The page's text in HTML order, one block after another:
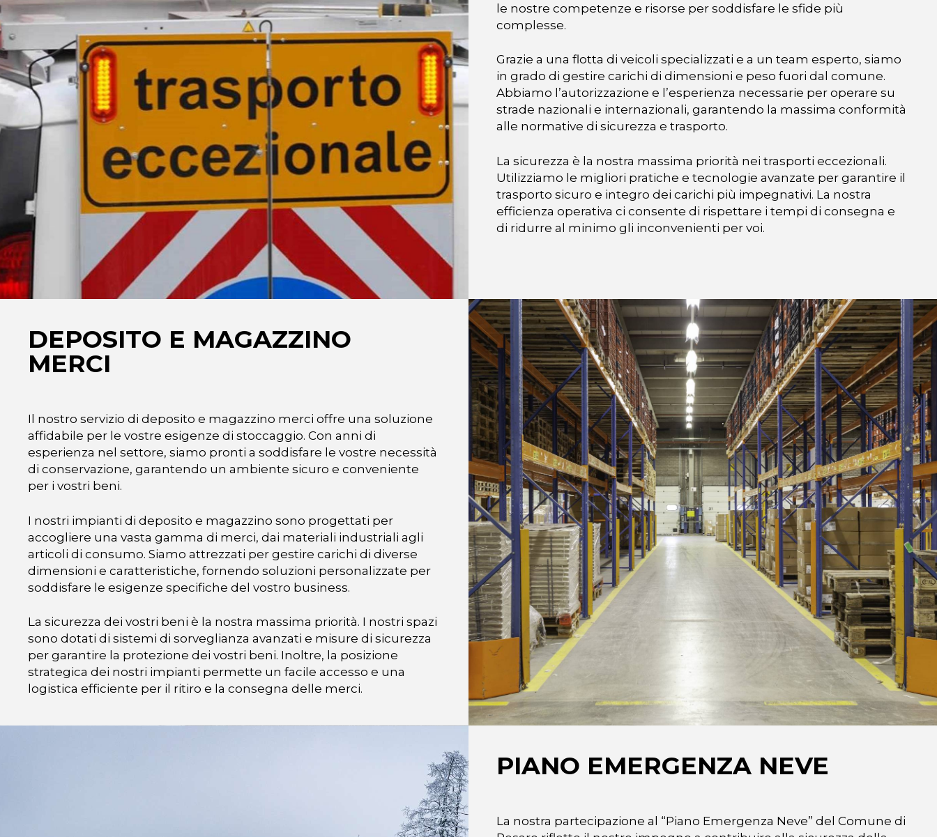
le nostre competenze e risorse per soddisfare le sfide più
complesse.
Grazie a una flotta di veicoli specializzati e a un team esperto, siamo
in grado di gestire carichi di dimensioni e peso fuori dal comune.
Abbiamo l’autorizzazione e l’esperienza necessarie per operare su
strade nazionali e internazionali, garantendo la massima conformità
alle normative di sicurezza e trasporto.
La sicurezza è la nostra massima priorità nei trasporti eccezionali.
Utilizziamo le migliori pratiche e tecnologie avanzate per garantire il
trasporto sicuro e integro dei carichi più impegnativi. La nostra
efficienza operativa ci consente di rispettare i tempi di consegna e
di ridurre al minimo gli inconvenienti per voi.
DEPOSITO E MAGAZZINO
MERCI
Il nostro servizio di deposito e magazzino merci offre una soluzione
affidabile per le vostre esigenze di stoccaggio. Con anni di
esperienza nel settore, siamo pronti a soddisfare le vostre necessità
di conservazione, garantendo un ambiente sicuro e conveniente
per i vostri beni.
I nostri impianti di deposito e magazzino sono progettati per
accogliere una vasta gamma di merci, dai materiali industriali agli
articoli di consumo. Siamo attrezzati per gestire carichi di diverse
dimensioni e caratteristiche, fornendo soluzioni personalizzate per
soddisfare le esigenze specifiche del vostro business.
La sicurezza dei vostri beni è la nostra massima priorità. I nostri spazi
sono dotati di sistemi di sorveglianza avanzati e misure di sicurezza
per garantire la protezione dei vostri beni. Inoltre, la posizione
strategica dei nostri impianti permette un facile accesso e una
logistica efficiente per il ritiro e la consegna delle merci.
PIANO EMERGENZA NEVE
La nostra partecipazione al “Piano Emergenza Neve” del Comune di